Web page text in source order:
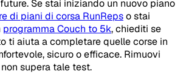
Se stai iniziando un nuovo piano
di piani di corsa RunRepso stai
programma Couch to 5k, chiediti se
ti aiuta a completare quelle corse in
sicuro o efficace. Rimuovi
supera tale test.